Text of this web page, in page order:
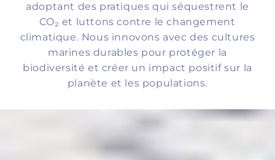
adoptant des pratiques qui séquestrent le
CO₂ et luttons contre le changement
climatique. Nous innovons avec des cultures
marines durables pour protéger la
biodiversité et créer un impact positif sur la
planète et les populations.